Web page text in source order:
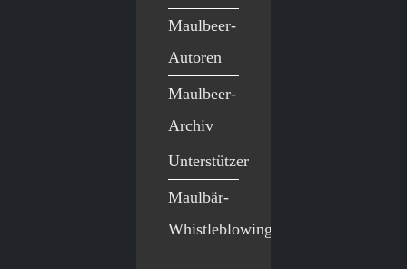
Maulbeer-
Autoren
Maulbeer-
Archiv
Unterstützer
Maulbär-
Whistleblowing